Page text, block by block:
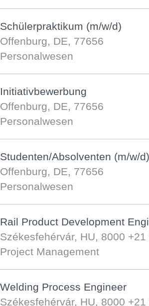
Schülerpraktikum (m/w/d)
Offenburg, DE, 77656
Personalwesen
Initiativbewerbung
Offenburg, DE, 77656
Personalwesen
Studenten/Absolventen (m/w/d)
Offenburg, DE, 77656
Personalwesen
Rail Product Development
Székesfehérvár, HU, 8000
Project Management
Welding Process Engineer
Székesfehérvár, HU, 8000